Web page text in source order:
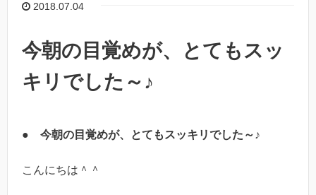
2018.07.04
今朝の目覚めが、とてもスッ
キリでした～♪
● 今朝の目覚めが、とてもスッキリでした～♪
こんにちは＾＾